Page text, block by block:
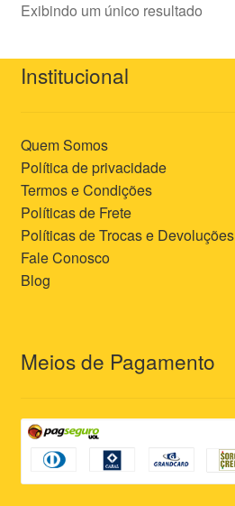
Exibindo um único resultado
Institucional
Quem Somos
Política de privacidade
Termos e Condições
Políticas de Frete
Políticas de Trocas e Devoluções
Fale Conosco
Blog
Meios de Pagamento